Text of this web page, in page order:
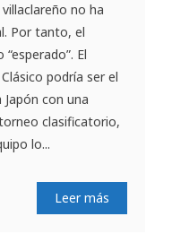
no ha
Por tanto, el
El
podría ser el
con una
clasificatorio,
lo...
Leer más